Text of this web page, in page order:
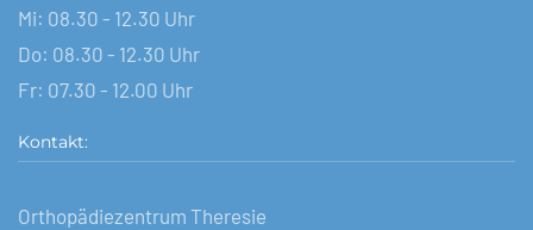
Mi: 08.30 - 12.30 Uhr
Do: 08.30 - 12.30 Uhr
Fr: 07.30 - 12.00 Uhr
Kontakt:
Orthopädiezentrum Theresie